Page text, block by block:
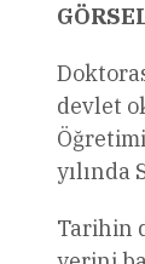
devlet
yılında
Tarihin